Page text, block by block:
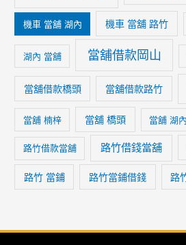
機車 當舖 湖內 機車 當舖 路竹
湖內 當舖 當舖借款岡山
當舖借款橋頭 當舖借款路竹
當舖 楠梓 當舖 橋頭 當舖 湖內
路竹借款當舖 路竹借錢當舖
路竹 當鋪 路竹當鋪借錢 路